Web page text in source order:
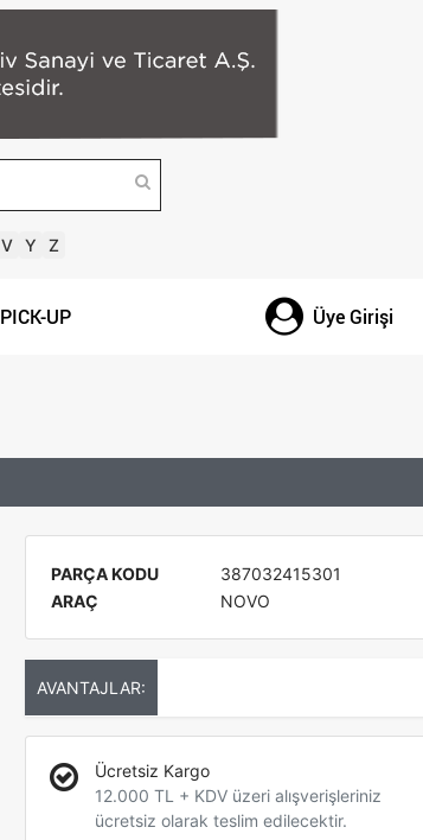
V Y Z
PICK-UP Üye Girişi
PARÇA KODU
387032415301
ARAÇ
NOVO
AVANTAJLAR:
Ücretsiz Kargo
12.000 TL + KDV üzeri alışverişleriniz
ücretsiz olarak teslim edilecektir.